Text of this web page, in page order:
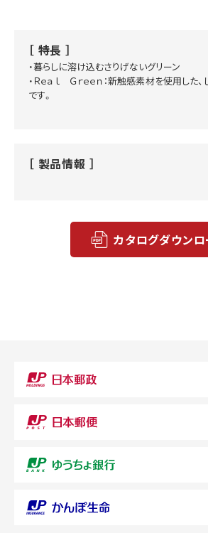
特長
・暮らしに溶け込むさりげないグリーン
・Ｒｅａｌ Ｇｒｅｅｎ：新触感素材を使用した
です。
製品情報
カタログダウンロ